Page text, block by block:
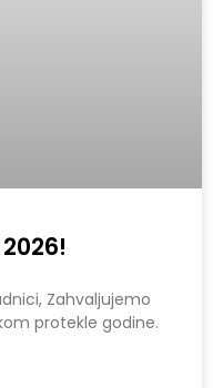
Zahvaljujemo
protekle godine.